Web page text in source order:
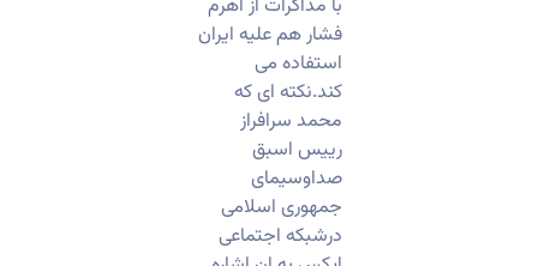
با مذاکرات از اهرم
فشار هم علیه ایران
استفاده می
کند.نکته ای که
محمد سرافراز
رییس اسبق
صداوسیمای
جمهوری اسلامی
درشبکه اجتماعی